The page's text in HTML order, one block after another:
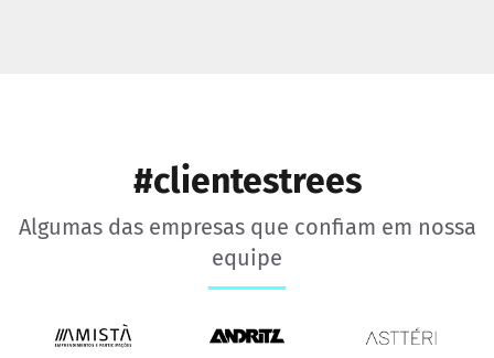
#clientestrees
Algumas das empresas que confiam em nossa
equipe